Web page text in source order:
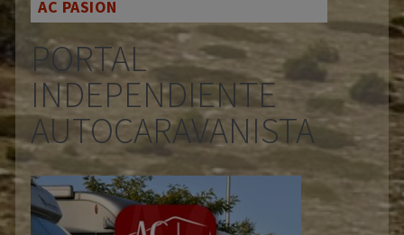
AC PASION
PORTAL
INDEPENDIENTE
AUTOCARAVANISTA